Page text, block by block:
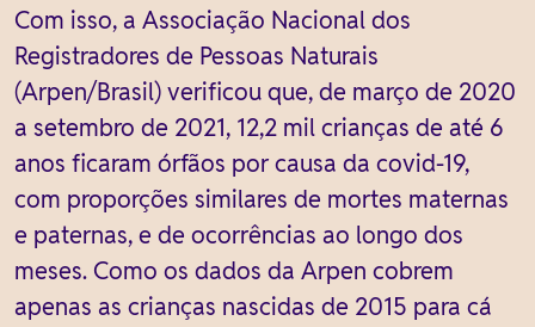
Com isso, a Associação Nacional dos
Registradores de Pessoas Naturais
(Arpen/Brasil) verificou que, de março de 2020
a setembro de 2021, 12,2 mil crianças de até 6
anos ficaram órfãos por causa da covid-19,
com proporções similares de mortes maternas
e paternas, e de ocorrências ao longo dos
meses. Como os dados da Arpen cobrem
apenas as crianças nascidas de 2015 para cá